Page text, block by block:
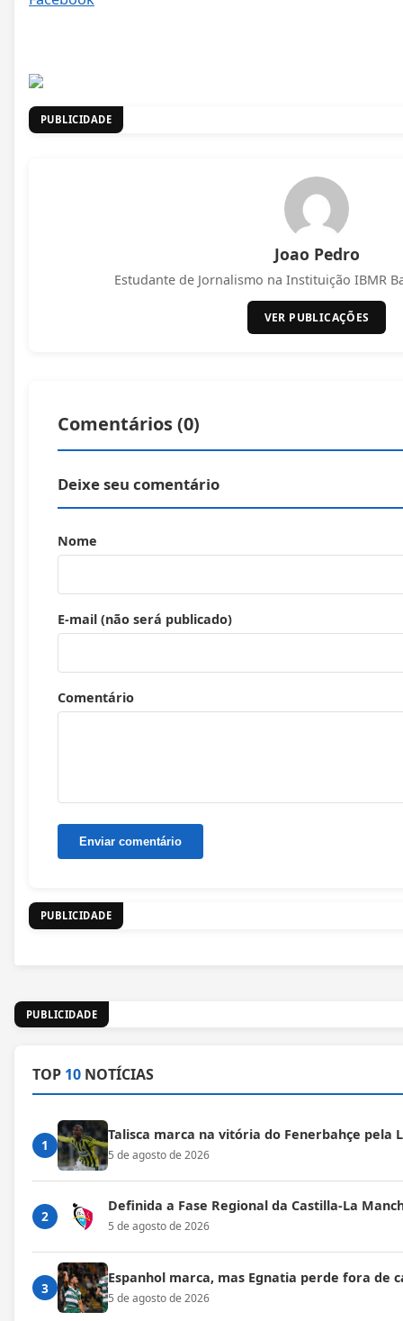
PUBLICIDADE
Joao Pedro
Estudante de Jornalismo na Instituição IBMR
VER PUBLICAÇÕES
Comentários (0)
Deixe seu comentário
Nome
E-mail (não será publicado)
Comentário
PUBLICIDADE
PUBLICIDADE
TOP 10 NOTÍCIAS
1
Talisca marca na vitória do Fenerbahçe pela
5 de agosto de 2026
2
Definida a Fase Regional da Castilla-La
5 de agosto de 2026
3
Espanhol marca, mas Egnatia perde fora de
5 de agosto de 2026